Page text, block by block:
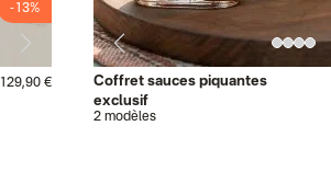
-13%
129,90 €
Coffret sauces piquantes
exclusif
2 modèles